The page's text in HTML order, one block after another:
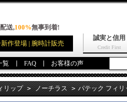
送,100%無事到着!
作登場 | 腕時計販売
誠実と信用
Credit First
覧 FAQ お客様の声
リップ > ノーチラス > パテック フィ